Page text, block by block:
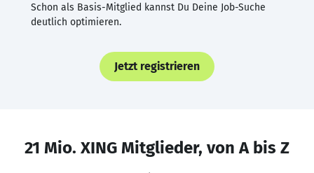
Schon als Basis-Mitglied kannst Du Deine Job-Suche
deutlich optimieren.
Jetzt registrieren
21 Mio. XING Mitglieder, von A bis Z